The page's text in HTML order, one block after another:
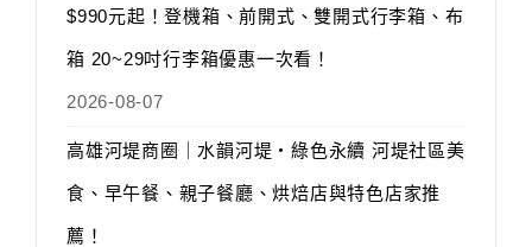
$990元起！登機箱、前開式、雙開式行李箱、布
箱 20~29吋行李箱優惠一次看！
2026-08-07
高雄河堤商圈｜水韻河堤‧綠色永續 河堤社區美
食、早午餐、親子餐廳、烘焙店與特色店家推
薦！